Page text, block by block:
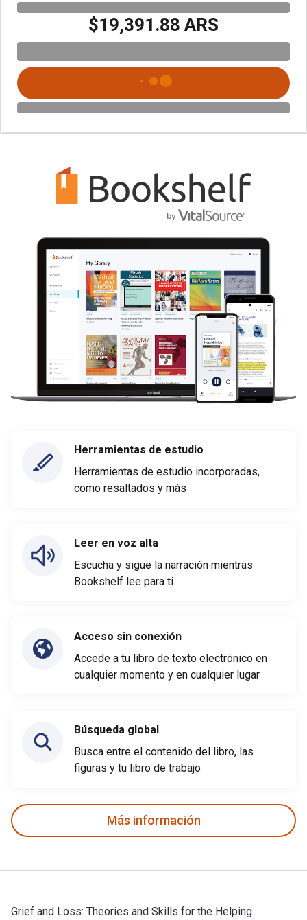
$19,391.88 ARS
Herramientas de estudio
Herramientas de estudio incorporadas,
como resaltados y más
Leer en voz alta
Escucha y sigue la narración mientras
Bookshelf lee para ti
Acceso sin conexión
Accede a tu libro de texto electrónico en
cualquier momento y en cualquier lugar
Búsqueda global
Busca entre el contenido del libro, las
figuras y tu libro de trabajo
Más información
Grief and Loss: Theories and Skills for the Helping